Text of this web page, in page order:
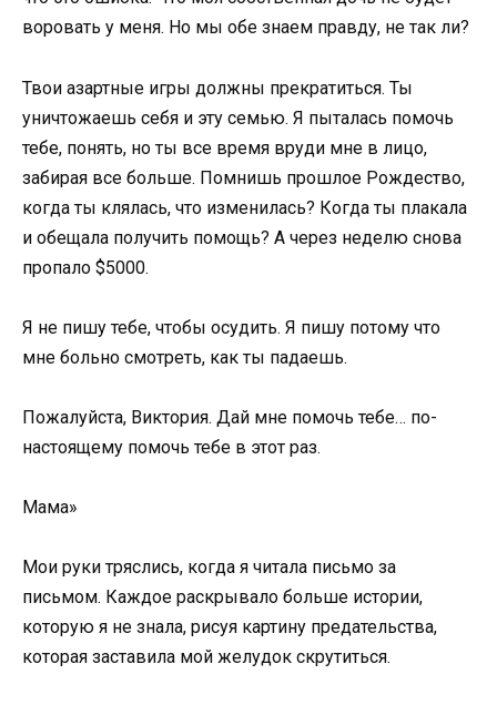
воровать у меня. Но мы обе знаем правду, не так ли?
Твои азартные игры должны прекратиться. Ты
уничтожаешь себя и эту семью. Я пыталась помочь
тебе, понять, но ты все время вруди мне в лицо,
забирая все больше. Помнишь прошлое Рождество,
когда ты клялась, что изменилась? Когда ты плакала
и обещала получить помощь? А через неделю снова
пропало $5000.
Я не пишу тебе, чтобы осудить. Я пишу потому что
мне больно смотреть, как ты падаешь.
Пожалуйста, Виктория. Дай мне помочь тебе… по-
настоящему помочь тебе в этот раз.
Мама»
Мои руки тряслись, когда я читала письмо за
письмом. Каждое раскрывало больше истории,
которую я не знала, рисуя картину предательства,
которая заставила мой желудок скрутиться.